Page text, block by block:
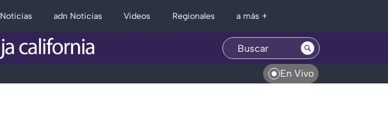
Noticias adn Noticias Videos Regionales a más +
En Vivo